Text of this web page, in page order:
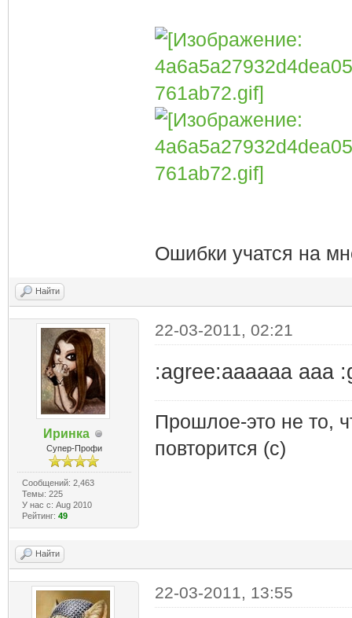
Ошибки учатся на
Найти
Иринка
Супер-Профи
Сообщений: 2,463
Темы: 225
У нас с: Aug 2010
Рейтинг: 49
22-03-2011, 02:21
:agree:аааааа ааа
Прошлое-это не то,
повторится (с)
Найти
22-03-2011, 13:55